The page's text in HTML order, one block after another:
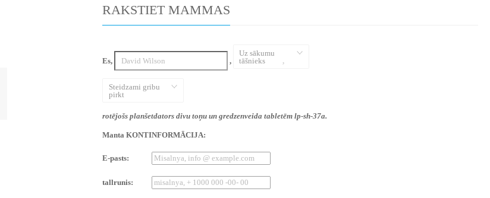
RAKSTIET MAMMAS
Es, ,
Uz sākumu
tāšnieks
,
Steidzami gribu
pirkt
rotējošs planšetdators divu toņu un gredzenveida tabletēm lp-sh-37a.
Manta KONTINFORMĀCIJA:
E-pasts:
tallrunis: